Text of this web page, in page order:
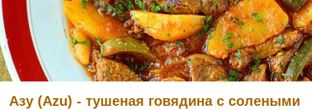
Азу (Azu) - тушеная говядина с солеными